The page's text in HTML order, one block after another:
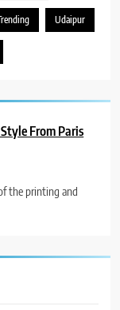
Udaipur
From Paris
the printing and